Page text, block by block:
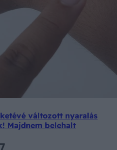
változott nyaralás
Majdnem belehalt